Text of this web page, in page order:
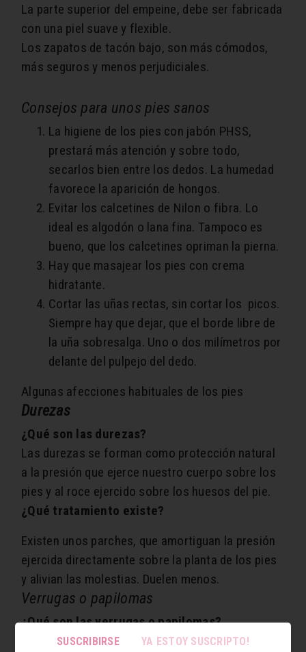
La parte superior del empeine, debe ser fabricada
con una piel suave y flexible.
Los zapatos de tacón bajo, son más cómodos,
más seguros y menos perjudiciales.
Consejos para unos pies sanos
La higiene de los pies con jabón PHSS,
prestará más atención y sobre todo,
secarlos bien entre los dedos. La humedad
favorece la aparición de hongos.
Evitar los calcetines de Nilon o fibra. Lo
ideal es algodón o lana fina. Tampoco es
bueno, que los calcetines opriman la pierna.
Hay que masajear los pies con crema
hidratante.
Cortar las uñas rectas, sin cortar los picos.
Siempre hay que dejar, que el borde libre de
la uña sobresalga. Uno o dos milímetros por
delante del pulpejo del dedo.
Algunas afecciones habituales de los pies
Durezas
¿Qué son las durezas?
Las durezas se forman como protección natural
a la presión que ejerce nuestro cuerpo sobre los
pies y al roce ejercido sobre los huesos del pie.
¿Qué tratamiento existe?
Existen unos parches, que amortiguan la presión
ejercida directamente sobre la planta de los pies
y alivian las molestias. Duelen menos.
Verrugas o papilomas
¿Qué son las verrugas o papilomas?
Las verrugas o papilomas son protuberancias de
SUSCRIBIRSE YA ESTOY SUSCRIPTO!